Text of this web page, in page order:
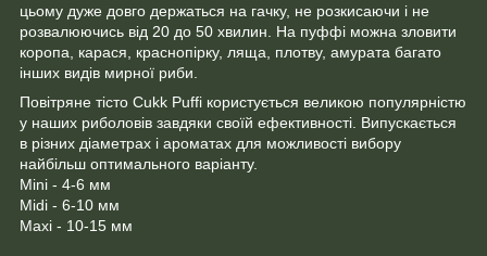
цьому дуже довго держаться на гачку, не розкисаючи і не
розвалюючись від 20 до 50 хвилин. На пуффі можна зловити
коропа, карася, краснопірку, ляща, плотву, амурата багато
інших видів мирної риби.
Повітряне тісто Cukk Puffi користується великою популярністю
у наших риболовів завдяки своїй ефективності. Випускається
в різних діаметрах і ароматах для можливості вибору
найбільш оптимального варіанту.
Mini - 4-6 мм
Midi - 6-10 мм
Maxi - 10-15 мм